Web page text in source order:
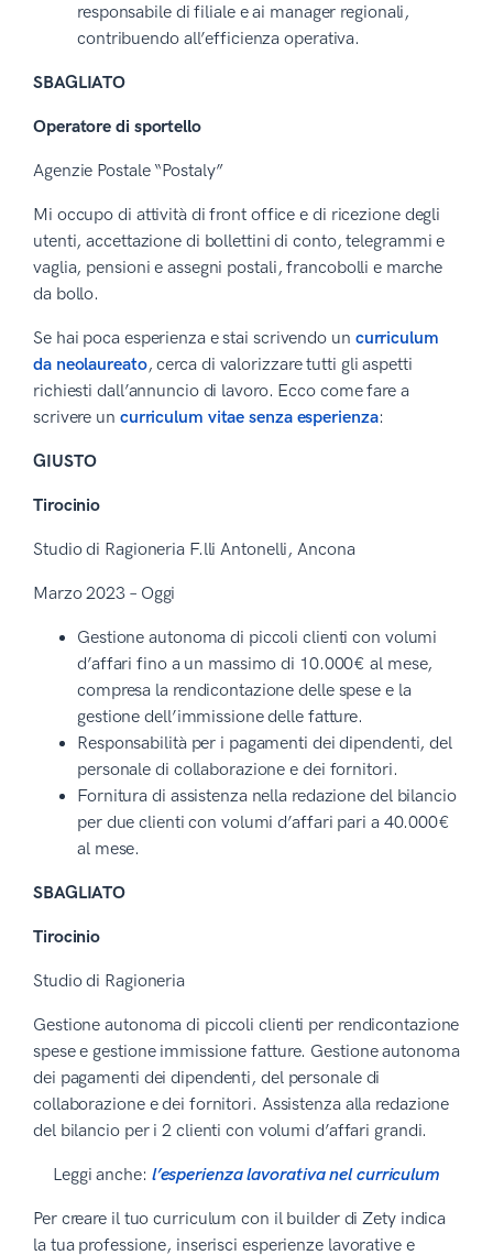
responsabile di filiale e ai manager regionali,
contribuendo all’efficienza operativa.
SBAGLIATO
Operatore di sportello
Agenzie Postale “Postaly”
Mi occupo di attività di front office e di ricezione degli
utenti, accettazione di bollettini di conto, telegrammi e
vaglia, pensioni e assegni postali, francobolli e marche
da bollo.
Se hai poca esperienza e stai scrivendo un curriculum
da neolaureato, cerca di valorizzare tutti gli aspetti
richiesti dall’annuncio di lavoro. Ecco come fare a
scrivere un curriculum vitae senza esperienza:
GIUSTO
Tirocinio
Studio di Ragioneria F.lli Antonelli, Ancona
Marzo 2023 – Oggi
Gestione autonoma di piccoli clienti con volumi
d’affari fino a un massimo di 10.000€ al mese,
compresa la rendicontazione delle spese e la
gestione dell’immissione delle fatture.
Responsabilità per i pagamenti dei dipendenti, del
personale di collaborazione e dei fornitori.
Fornitura di assistenza nella redazione del bilancio
per due clienti con volumi d’affari pari a 40.000€
al mese.
SBAGLIATO
Tirocinio
Studio di Ragioneria
Gestione autonoma di piccoli clienti per rendicontazione
spese e gestione immissione fatture. Gestione autonoma
dei pagamenti dei dipendenti, del personale di
collaborazione e dei fornitori. Assistenza alla redazione
del bilancio per i 2 clienti con volumi d’affari grandi.
Leggi anche: l’esperienza lavorativa nel curriculum
Per creare il tuo curriculum con il builder di Zety indica
la tua professione, inserisci esperienze lavorative e